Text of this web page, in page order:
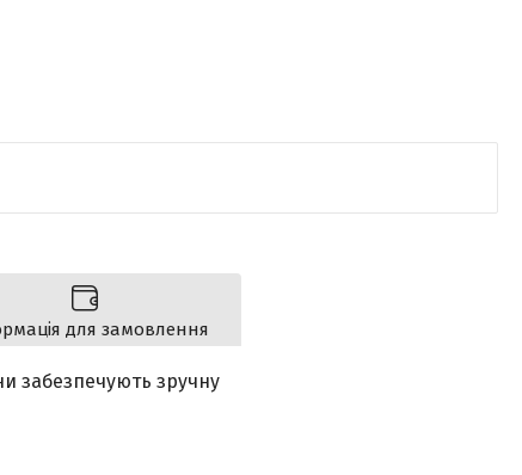
для замовлення
забезпечують зручну